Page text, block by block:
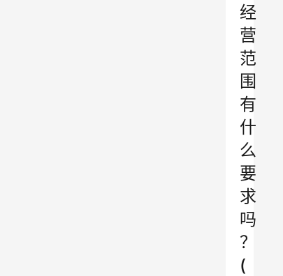
经
营
范
围
有
什
么
要
求
吗
？
(